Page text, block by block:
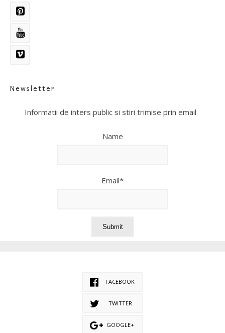
Newsletter
Informatii de inters public si stiri trimise prin email
Name
Email*
FACEBOOK
TWITTER
GOOGLE+